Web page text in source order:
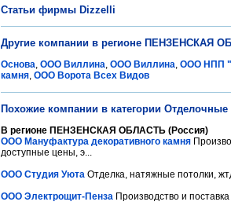
Статьи фирмы Dizzelli
Другие компании в регионе ПЕНЗЕНСКАЯ
Основа, ООО Виллина, ООО Виллина, ООО НПП
камня, ООО Ворота Всех Видов
Похожие компании в категории
В регионе ПЕНЗЕНСКАЯ ОБЛАСТЬ (Россия)
ООО Мануфактура декоративного камня
доступные цены, э...
ООО Студия Уюта Отделка, натяжные потолки,
ООО Электрощит-Пенза Производство и